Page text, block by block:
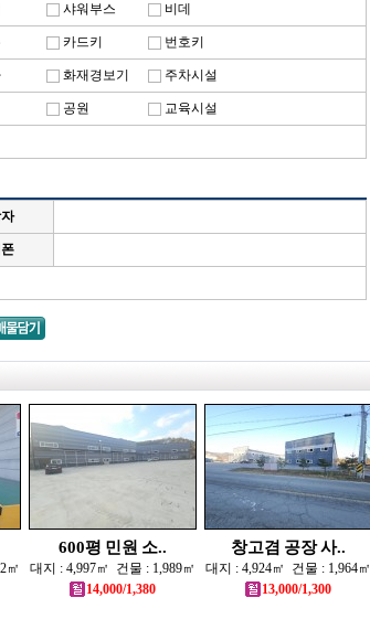
샤워부스 비데
카드키 번호키
화재경보기 주차시설
공원 교육시설
㎡
600평 민원 소..
대지 : 4,997㎡ 건물 : 1,989㎡
14,000/1,380
창고겸 공장 사..
대지 : 4,924㎡ 건물 : 1,964㎡
13,000/1,300